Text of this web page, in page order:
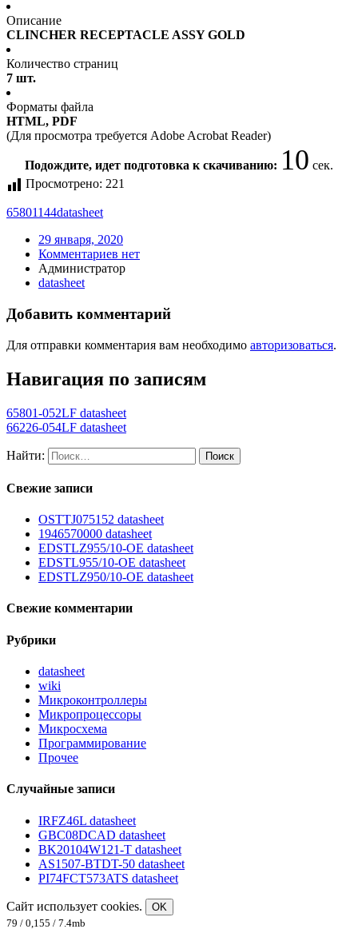
Описание
CLINCHER RECEPTACLE ASSY GOLD
Количество страниц
7 шт.
Форматы файла
HTML, PDF
(Для просмотра требуется Adobe Acrobat Reader)
Подождите, идет подготовка к скачиванию: 10 сек.
Просмотрено: 221
65801144datasheet
29 января, 2020
Комментариев нет
Администратор
datasheet
Добавить комментарий
Для отправки комментария вам необходимо авторизоваться.
Навигация по записям
65801-052LF datasheet
66226-054LF datasheet
Найти:
Свежие записи
OSTTJ075152 datasheet
1946570000 datasheet
EDSTLZ955/10-OE datasheet
EDSTL955/10-OE datasheet
EDSTLZ950/10-OE datasheet
Свежие комментарии
Рубрики
datasheet
wiki
Микроконтроллеры
Микропроцессоры
Микросхема
Программирование
Прочее
Случайные записи
IRFZ46L datasheet
GBC08DCAD datasheet
BK20104W121-T datasheet
AS1507-BTDT-50 datasheet
PI74FCT573ATS datasheet
Сайт использует cookies.
OK
79 / 0,155 / 7.4mb